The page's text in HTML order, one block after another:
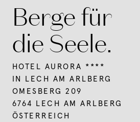
Berge für
die Seele.
HOTEL AURORA ****
IN LECH AM ARLBERG
OMESBERG 209
6764 LECH AM ARLBERG
ÖSTERREICH